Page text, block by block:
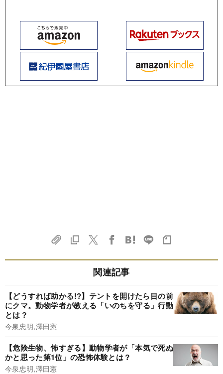
関連記事
【どうすれば助かる!?】テントを開けたら目の前
にクマ。動物学者が教える「いのちを守る」行動
とは？
今泉忠明,澤田憲
【危険生物、怖すぎる】動物学者が「本気で死ぬ
かと思った第1位」の恐怖体験とは？
今泉忠明,澤田憲